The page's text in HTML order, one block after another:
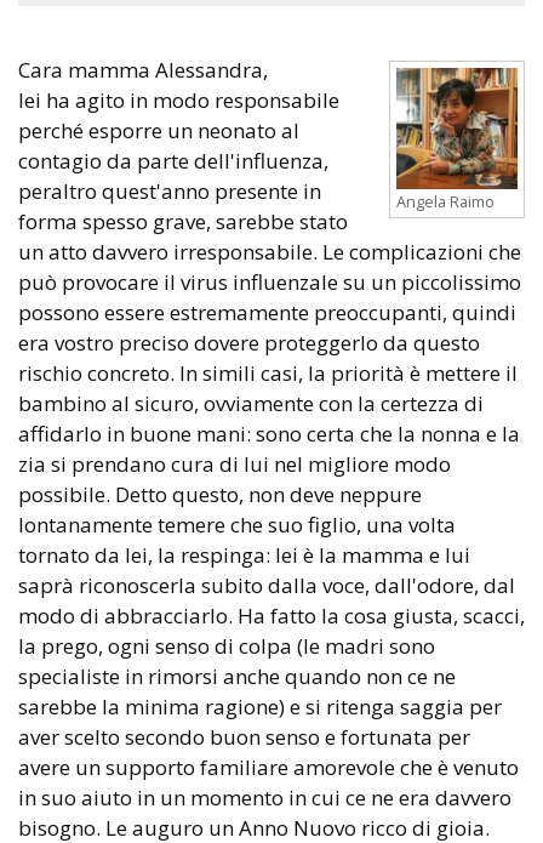
Angela Raimo
Cara mamma Alessandra,
lei ha agito in modo responsabile
perché esporre un neonato al
contagio da parte dell'influenza,
peraltro quest'anno presente in
forma spesso grave, sarebbe stato
un atto davvero irresponsabile. Le complicazioni che
può provocare il virus influenzale su un piccolissimo
possono essere estremamente preoccupanti, quindi
era vostro preciso dovere proteggerlo da questo
rischio concreto. In simili casi, la priorità è mettere il
bambino al sicuro, ovviamente con la certezza di
affidarlo in buone mani: sono certa che la nonna e la
zia si prendano cura di lui nel migliore modo
possibile. Detto questo, non deve neppure
lontanamente temere che suo figlio, una volta
tornato da lei, la respinga: lei è la mamma e lui
saprà riconoscerla subito dalla voce, dall'odore, dal
modo di abbracciarlo. Ha fatto la cosa giusta, scacci,
la prego, ogni senso di colpa (le madri sono
specialiste in rimorsi anche quando non ce ne
sarebbe la minima ragione) e si ritenga saggia per
aver scelto secondo buon senso e fortunata per
avere un supporto familiare amorevole che è venuto
in suo aiuto in un momento in cui ce ne era davvero
bisogno. Le auguro un Anno Nuovo ricco di gioia.